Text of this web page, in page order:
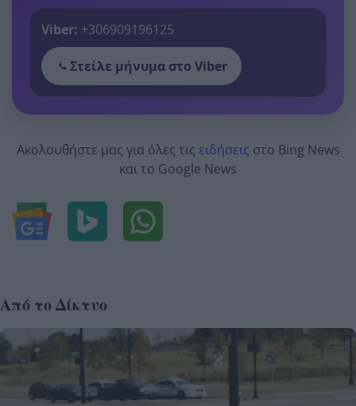
Viber: +306909196125
Στείλε μήνυμα στο Viber
Ακολουθήστε μας για όλες τις ειδήσεις στο Bing News
και το Google News
Από το Δίκτυο